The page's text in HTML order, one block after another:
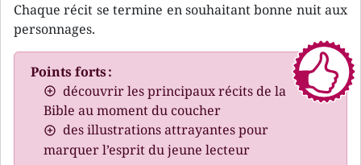
Chaque récit se termine en souhaitant bonne nuit aux
personnages.
Points forts :
découvrir les principaux récits de la
Bible au moment du coucher
des illustrations attrayantes pour
marquer l’esprit du jeune lecteur